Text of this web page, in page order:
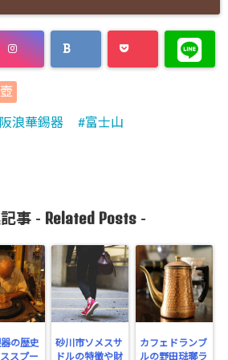
浪華錫器
富士山
事 - Related Posts-
の歴史
スプー
砂川市ソメスサ
ドルの特徴や財
カフェドランブ
ルの野田琺瑯ラ